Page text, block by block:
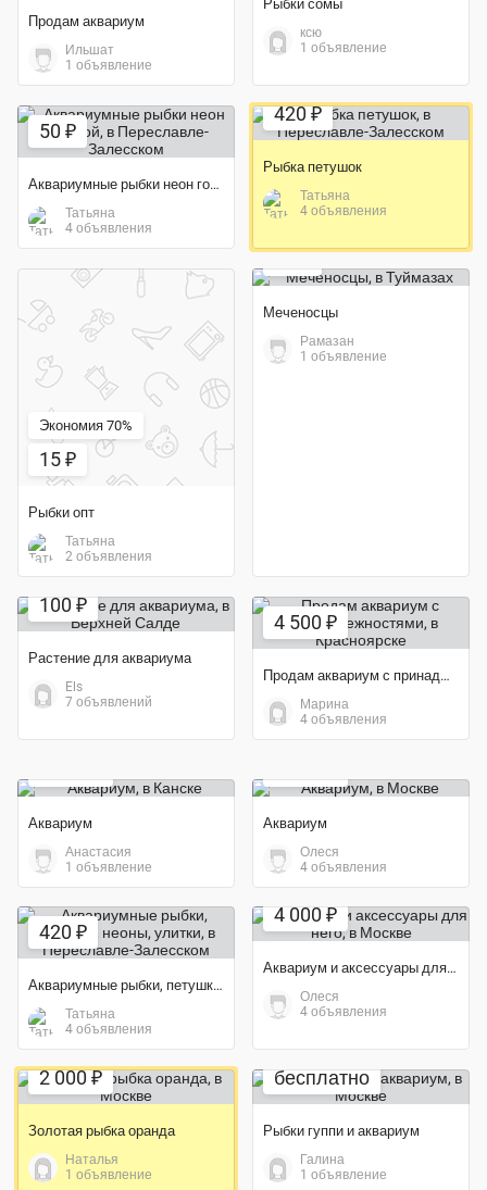
Продам аквариум
Ильшат
1 объявление
Рыбки сомы
ксю
1 объявление
50 ₽
Аквариумные рыбки неон голубой
Татьяна
4 объявления
420 ₽
Рыбка петушок
Татьяна
4 объявления
Экономия 70%
15 ₽
Рыбки опт
Татьяна
2 объявления
80 ₽
Меченосцы
Рамазан
1 объявление
100 ₽
Растение для аквариума
Els
7 объявлений
4 500 ₽
Продам аквариум с принадлежностями
Марина
4 объявления
Аквариум
Анастасия
1 объявление
Экономия 60%
Аквариум
Олеся
4 объявления
420 ₽
Аквариумные рыбки, петушки, неоны, улитки
Татьяна
4 объявления
4 000 ₽
Аквариум и аксессуары для него
Олеся
4 объявления
2 000 ₽
Золотая рыбка оранда
Наталья
1 объявление
бесплатно
Рыбки гуппи и аквариум
Галина
1 объявление
Экономия 65%